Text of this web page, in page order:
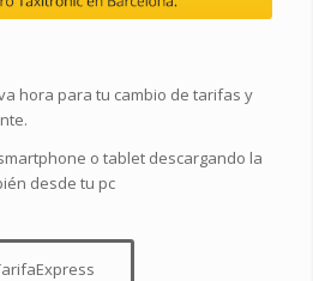
hora para tu cambio de tarifas y
o tablet descargando la
desde tu pc